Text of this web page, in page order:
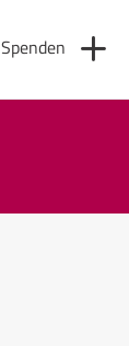
Spenden